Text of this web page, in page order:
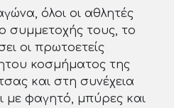
όλοι οι αθλητές
συμμετοχής τους, το
οι πρωτοετείς
κοσμήματος της
και στη συνέχεια
με φαγητό, μπύρες και